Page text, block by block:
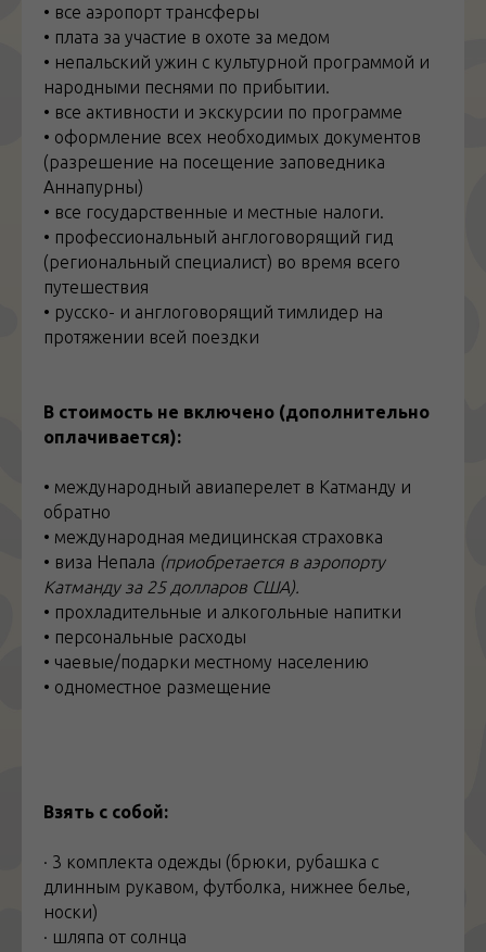
как охотники должны спускаться по веревочной
лестнице и защищать себя от пчел.
Техника добычи сот передается из поколения в
поколение. Охотники за медом отправляются
на сбор два раза в год, спуская лестницы и
веревки с вершины утеса к его подножию, где
разжигаются костры, дым от которых
выкуривает пчел из ульев. Затем охотник
спускается по веревочной лестнице и срезает
куски сот с помощью длинных бамбуковых
палочек. Соты собираются в бамбуковую
корзину, покрытую козьей кожей. Когда
корзина наполняется, ее передают наверх
помощникам. Это довольно рискованное дело –
смелых охотников защищают только длинные
брюки и накидка.
вытащим его из сот с помощью традиционной
корзины ручной работы.
Тут мы сможем протестировать добычу. Важно!
Мед может вызвать галлюцинации и
интоксикацию. Поэтому важно употреблять его
в умеренных количествах, чтобы избежать
любых потенциальных опасных для жизни
последствий.
КАТМАНДУ (200 км, 6-7 часов)
Сегодня в 8 утра мы возвращаемся в Катманду.
Нам предстоит проехать около 200 км по
• все аэропорт трансферы
• плата за участие в охоте за медом
• непальский ужин с культурной программой и
народными песнями по прибытии.
• все активности и экскурсии по программе
• оформление всех необходимых документов
(разрешение на посещение заповедника
Аннапурны)
• все государственные и местные налоги.
• профессиональный англоговорящий гид
(региональный специалист) во время всего
путешествия
• русско- и англоговорящий тимлидер на
протяжении всей поездки
В стоимость не включено (дополнительно
оплачивается):
• международный авиаперелет в Катманду и
обратно
• международная медицинская страховка
• виза Непала (приобретается в аэропорту
Катманду за 25 долларов США).
• прохладительные и алкогольные напитки
• персональные расходы
• чаевые/подарки местному населению
• одноместное размещение
Взять с собой:
· 3 комплекта одежды (брюки, рубашка с
длинным рукавом, футболка, нижнее белье,
носки)
· шляпа от солнца